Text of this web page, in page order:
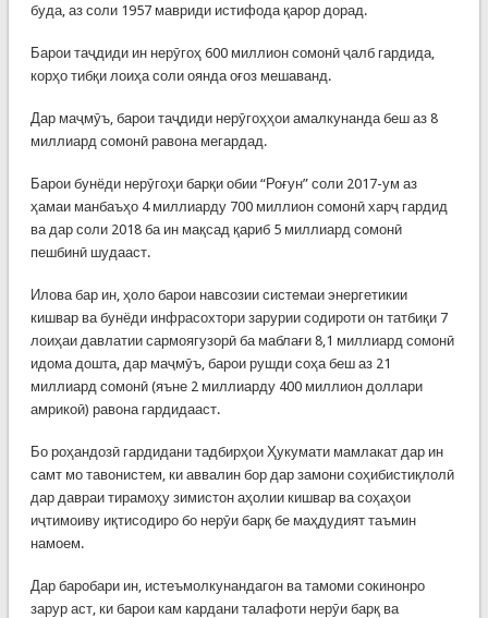
буда, аз соли 1957 мавриди истифода қарор дорад.
Барои таҷдиди ин нерӯгоҳ 600 миллион сомонӣ ҷалб гардида,
корҳо тибқи лоиҳа соли оянда оғоз мешаванд.
Дар маҷмӯъ, барои таҷдиди нерӯгоҳҳои амалкунанда беш аз 8
миллиард сомонӣ равона мегардад.
Барои бунёди нерӯгоҳи барқи обии “Роғун” соли 2017-ум аз
ҳамаи манбаъҳо 4 миллиарду 700 миллион сомонӣ харҷ гардид
ва дар соли 2018 ба ин мақсад қариб 5 миллиард сомонӣ
пешбинӣ шудааст.
Илова бар ин, ҳоло барои навсозии системаи энергетикии
кишвар ва бунёди инфрасохтори зарурии содироти он татбиқи 7
лоиҳаи давлатии сармоягузорӣ ба маблағи 8,1 миллиард сомонӣ
идома дошта, дар маҷмӯъ, барои рушди соҳа беш аз 21
миллиард сомонӣ (яъне 2 миллиарду 400 миллион доллари
амрикоӣ) равона гардидааст.
Бо роҳандозӣ гардидани тадбирҳои Ҳукумати мамлакат дар ин
самт мо тавонистем, ки аввалин бор дар замони соҳибистиқлолӣ
дар давраи тирамоҳу зимистон аҳолии кишвар ва соҳаҳои
иҷтимоиву иқтисодиро бо нерӯи барқ бе маҳдудият таъмин
намоем.
Дар баробари ин, истеъмолкунандагон ва тамоми сокинонро
зарур аст, ки барои кам кардани талафоти нерӯи барқ ва